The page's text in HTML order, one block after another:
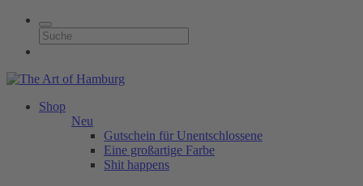
Shop
Neu
Gutschein für Unentschlossene
Eine großartige Farbe
Shit happens